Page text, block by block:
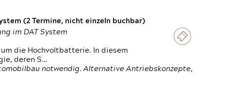
(2 Termine, nicht einzeln buchbar)
im DAT System
die Hochvoltbatterie. In diesem
deren S…
notwendig. Alternative Antriebskonzepte,